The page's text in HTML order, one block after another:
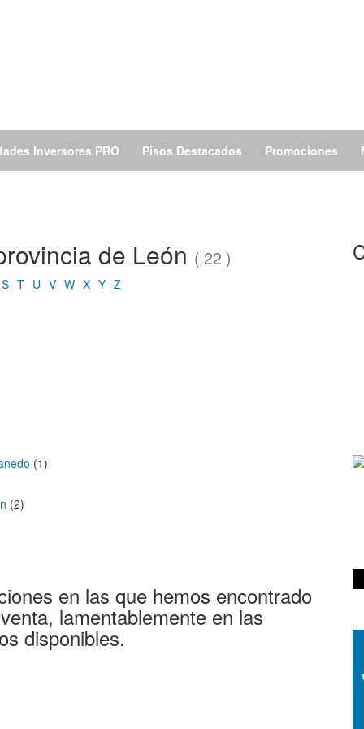
Inversores PRO Pisos Destacados Promociones
de León ( 22 )
S T U V W X Y Z
(1)
(2)
en las que hemos encontrado
lamentablemente en las
disponibles.